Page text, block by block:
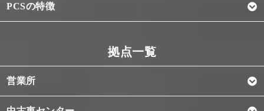
PCSの特徴
営業所